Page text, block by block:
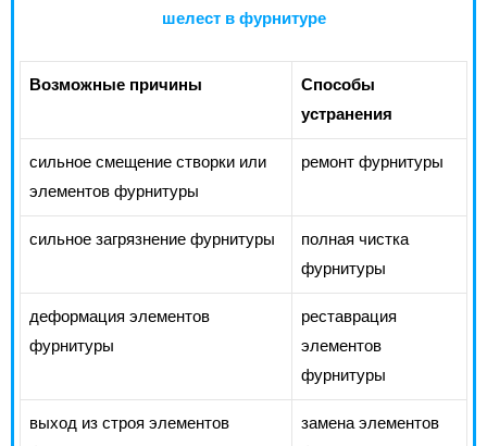
шелест в фурнитуре
Возможные причины
Способы
устранения
сильное смещение створки или
элементов фурнитуры
ремонт фурнитуры
сильное загрязнение фурнитуры
полная чистка
фурнитуры
деформация элементов
фурнитуры
реставрация
элементов
фурнитуры
выход из строя элементов
замена элементов